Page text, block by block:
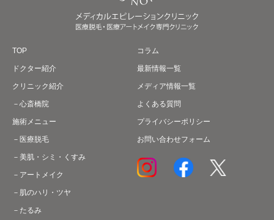
TOP
ドクター紹介
クリニック紹介
心斎橋院
施術メニュー
医療脱毛
美肌・シミ・くすみ
アートメイク
肌のハリ・ツヤ
たるみ
コラム
最新情報一覧
メディア情報一覧
よくある質問
プライバシーポリシー
お問い合わせフォーム